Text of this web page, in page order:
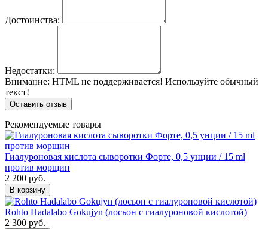
Достоинства:
Недостатки:
Внимание: HTML не поддерживается! Используйте обычный
текст!
Оставить отзыв
Рекомендуемые товары
Гиалуроновая кислота сыворотки Форте, 0,5 унции / 15 ml
против морщин
2 200 руб.
В корзину
Rohto Hadalabo Gokujyn (лосьон с гиалуроновой кислотой)
2 300 руб.